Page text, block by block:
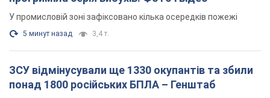
У промисловій зоні зафіксовано кілька осередків пожежі
5 минут назад 3,4 т.
ЗСУ відмінусували ще 1330 окупантів та збили
понад 1800 російських БПЛА – Генштаб